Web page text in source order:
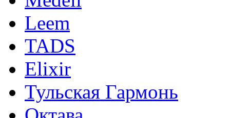
Leem
TADS
Elixir
Тульская Гармонь